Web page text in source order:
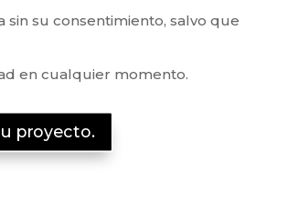
su consentimiento, salvo que
en cualquier momento.
proyecto.